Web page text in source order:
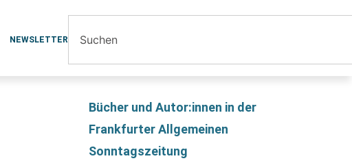
NEWSLETTER
Bücher und Autor:innen in der
Frankfurter Allgemeinen
Sonntagszeitung